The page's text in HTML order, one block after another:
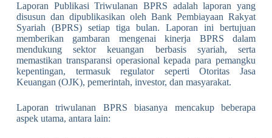
Laporan Publikasi Triwulanan BPRS adalah laporan yang
disusun dan dipublikasikan oleh Bank Pembiayaan Rakyat
Syariah (BPRS) setiap tiga bulan. Laporan ini bertujuan
memberikan gambaran mengenai kinerja BPRS dalam
mendukung sektor keuangan berbasis syariah, serta
memastikan transparansi operasional kepada para pemangku
kepentingan, termasuk regulator seperti Otoritas Jasa
Keuangan (OJK), pemerintah, investor, dan masyarakat.
Laporan triwulanan BPRS biasanya mencakup beberapa
aspek utama, antara lain: